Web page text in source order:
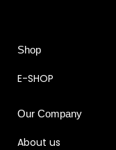
Shop
E-SHOP
Our Company
About us